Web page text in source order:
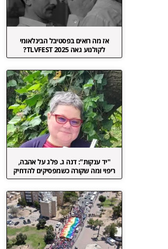
אז מה רואים בפסטיבל הבינלאומי
לקולנוע גאה TLVFEST 2025?
"יד ענקות": דנה ג. פלג על אהבה,
ריפוי ומה שקורה כשמפסיקים להדחיק